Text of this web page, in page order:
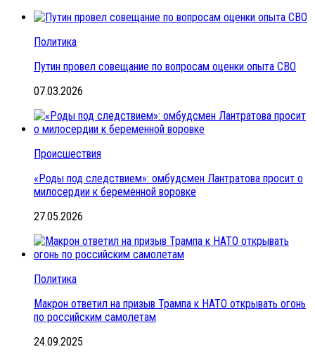
Политика
Путин провел совещание по вопросам оценки опыта СВО
07.03.2026
Происшествия
«Роды под следствием»: омбудсмен Лантратова просит о
милосердии к беременной воровке
27.05.2026
Политика
Макрон ответил на призыв Трампа к НАТО открывать огонь
по российским самолетам
24.09.2025